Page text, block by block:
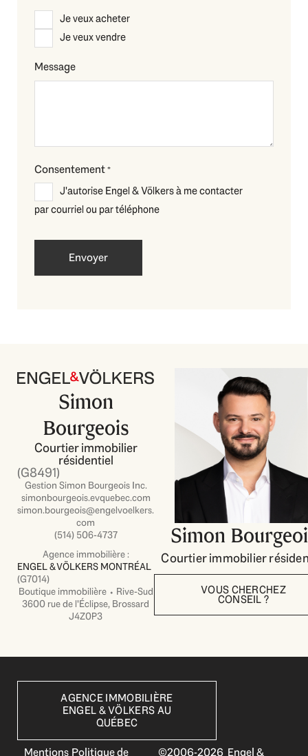
Description
*
Je veux acheter
Je veux vendre
Message
Consentement*
J'autorise Engel & Völkers à me contacter
par courriel ou par téléphone
Simon
Bourgeois
Courtier immobilier
résidentiel
(G8491)
Gestion Simon Bourgeois Inc.
simonbourgeois.evquebec.com
simon.bourgeois@engelvoelkers.
com
(514) 506-4737
Agence immobilière :
ENGEL & VÖLKERS MONTRÉAL
(G7014)
Boutique immobilière ⬩ Rive-Sud
3600 rue de l'Éclipse, Brossard
J4Z0P3
Simon
Courtier immobilier
VOUS CHERCHEZ
CONSEIL ?
AGENCE IMMOBILIÈRE
ENGEL & VÖLKERS AU
QUÉBEC
Mentions Politique de ©2006-2026 Engel &